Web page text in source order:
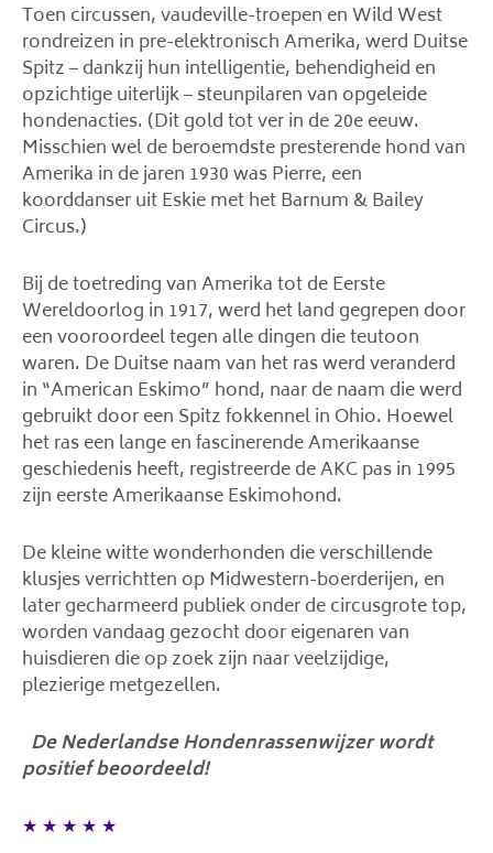
Toen circussen, vaudeville-troepen en Wild West
rondreizen in pre-elektronisch Amerika, werd Duitse
Spitz – dankzij hun intelligentie, behendigheid en
opzichtige uiterlijk – steunpilaren van opgeleide
hondenacties. (Dit gold tot ver in de 20e eeuw.
Misschien wel de beroemdste presterende hond van
Amerika in de jaren 1930 was Pierre, een
koorddanser uit Eskie met het Barnum & Bailey
Circus.)
Bij de toetreding van Amerika tot de Eerste
Wereldoorlog in 1917, werd het land gegrepen door
een vooroordeel tegen alle dingen die teutoon
waren. De Duitse naam van het ras werd veranderd
in “American Eskimo” hond, naar de naam die werd
gebruikt door een Spitz fokkennel in Ohio. Hoewel
het ras een lange en fascinerende Amerikaanse
geschiedenis heeft, registreerde de AKC pas in 1995
zijn eerste Amerikaanse Eskimohond.
De kleine witte wonderhonden die verschillende
klusjes verrichtten op Midwestern-boerderijen, en
later gecharmeerd publiek onder de circusgrote top,
worden vandaag gezocht door eigenaren van
huisdieren die op zoek zijn naar veelzijdige,
plezierige metgezellen.
De Nederlandse Hondenrassenwijzer wordt
positief beoordeeld!
★ ★ ★ ★ ★